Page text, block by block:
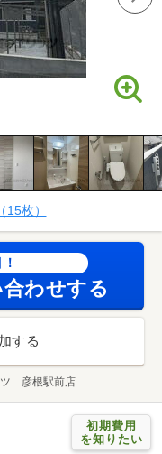
枚）
わせする
する
ツ 彦根駅前店
初期費用
を知りたい